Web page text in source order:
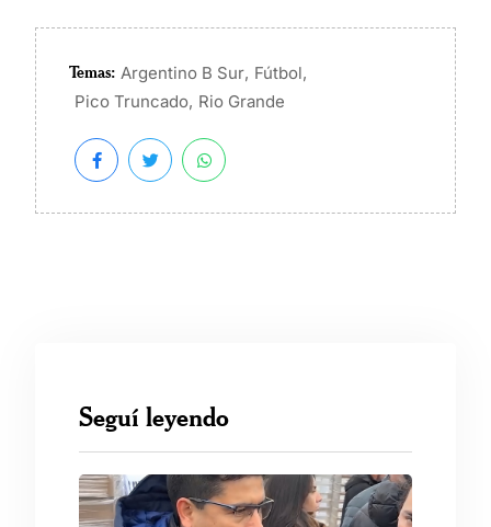
Temas: Argentino B Sur, Fútbol,
Pico Truncado, Rio Grande
Seguí leyendo